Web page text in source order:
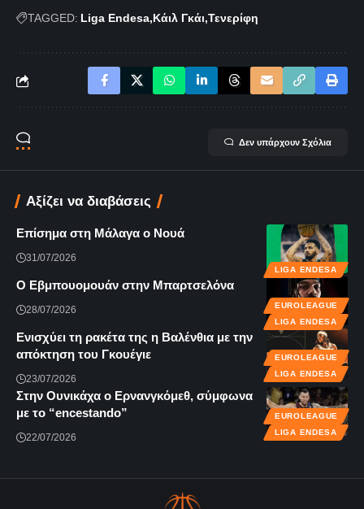
TAGGED: Liga Endesa Κάιλ Γκάι Τενερίφη
Δεν υπάρχουν Σχόλια
Αξίζει να διαβάσεις
LIGA ENDESA
Επίσημα στη Μάλαγα ο Νουά
31/07/2026
EUROLEAGUE
LIGA ENDESA
Ο Εβμπουομουάν στην Μπαρτσελόνα
28/07/2026
EUROLEAGUE
LIGA ENDESA
Ενισχύει τη ρακέτα της η Βαλένθια με την
απόκτηση του Γκουέγιε
23/07/2026
EUROLEAGUE
LIGA ENDESA
Στην Ουνικάχα ο Ερνανγκόμεθ, σύμφωνα
με το “encestando”
22/07/2026